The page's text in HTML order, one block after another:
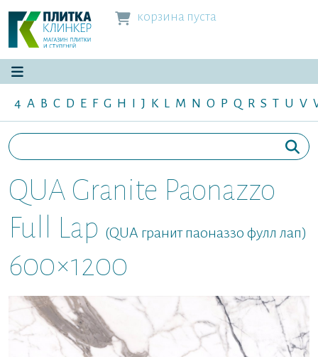
корзина пуста
4 A B C D E F G H I J K L M N O P Q R S T U V
QUA Granite Paonazzo
Full Lap (QUA гранит паоназзо фулл лап)
600×1200